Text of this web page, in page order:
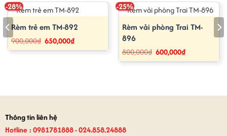
-28%
Rèm trẻ em TM-892
900,000₫ Giá
gốc
là:
650,000₫Giá
hiện
tại
-25%
Rèm vải phòng Trai TM-
896
800,000₫ Giá
gốc
là:
600,000₫Giá
hiện
tại
Thông tin liên hệ
Hotline : 0981781888 - 024.858.24888